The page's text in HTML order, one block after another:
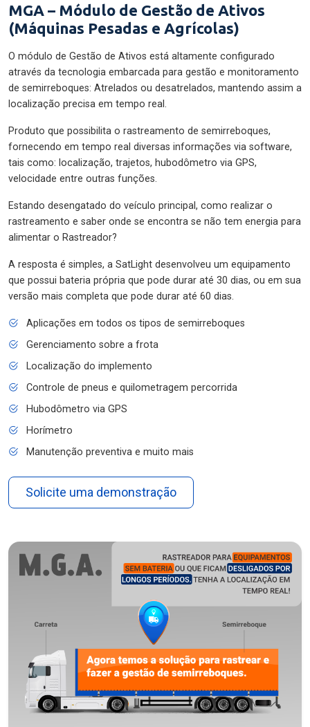
MGA – Módulo de Gestão de Ativos
(Máquinas Pesadas e Agrícolas)
O módulo de Gestão de Ativos está altamente configurado
através da tecnologia embarcada para gestão e monitoramento
de semirreboques: Atrelados ou desatrelados, mantendo assim a
localização precisa em tempo real.
Produto que possibilita o rastreamento de semirreboques,
fornecendo em tempo real diversas informações via software,
tais como: localização, trajetos, hubodômetro via GPS,
velocidade entre outras funções.
Estando desengatado do veículo principal, como realizar o
rastreamento e saber onde se encontra se não tem energia para
alimentar o Rastreador?
A resposta é simples, a SatLight desenvolveu um equipamento
que possui bateria própria que pode durar até 30 dias, ou em sua
versão mais completa que pode durar até 60 dias.
Aplicações em todos os tipos de semirreboques
Gerenciamento sobre a frota
Localização do implemento
Controle de pneus e quilometragem percorrida
Hubodômetro via GPS
Horímetro
Manutenção preventiva e muito mais
Solicite uma demonstração